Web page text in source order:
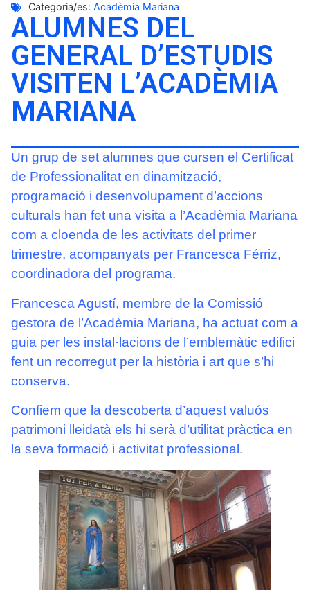
Categoria/es: Acadèmia Mariana
ALUMNES DEL
GENERAL D’ESTUDIS
VISITEN L’ACADÈMIA
MARIANA
Un grup de set alumnes que cursen el Certificat
de Professionalitat en dinamització,
programació i desenvolupament d’accions
culturals han fet una visita a l’Acadèmia Mariana
com a cloenda de les activitats del primer
trimestre, acompanyats per Francesca Férriz,
coordinadora del programa.
Francesca Agustí, membre de la Comissió
gestora de l’Acadèmia Mariana, ha actuat com a
guia per les instal·lacions de l’emblemàtic edifici
fent un recorregut per la història i art que s’hi
conserva.
Confiem que la descoberta d’aquest valuós
patrimoni lleidatà els hi serà d’utilitat pràctica en
la seva formació i activitat professional.